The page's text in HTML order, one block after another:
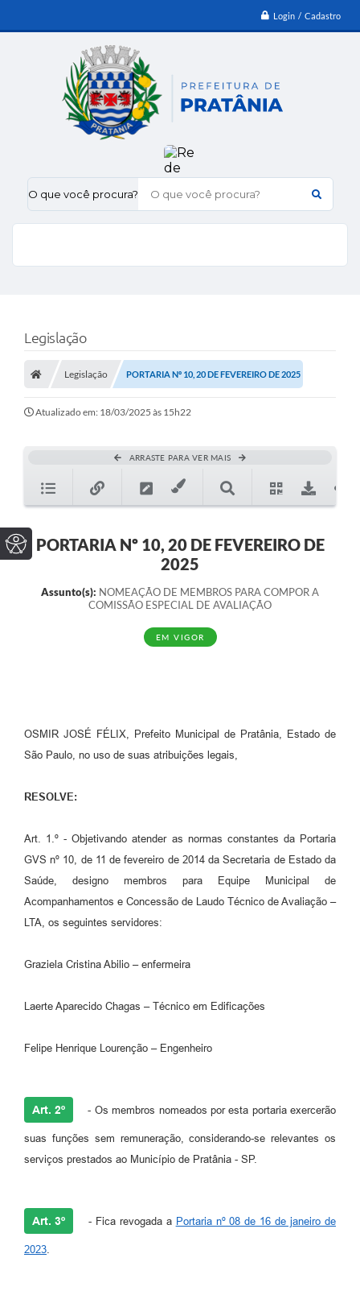
Login / Cadastro
O que você procura?
Legislação
Legislação PORTARIA Nº 10, 20 DE FEVEREIRO DE 2025
Atualizado em: 18/03/2025 às 15h22
ARRASTE PARA VER MAIS
PORTARIA Nº 10, 20 DE FEVEREIRO DE
2025
Assunto(s): NOMEAÇÃO DE MEMBROS PARA COMPOR A
COMISSÃO ESPECIAL DE AVALIAÇÃO
EM VIGOR
OSMIR JOSÉ FÉLIX, Prefeito Municipal de Pratânia, Estado de
São Paulo, no uso de suas atribuições legais,
RESOLVE:
Art. 1.º - Objetivando atender as normas constantes da Portaria
GVS nº 10, de 11 de fevereiro de 2014 da Secretaria de Estado da
Saúde, designo membros para Equipe Municipal de
Acompanhamentos e Concessão de Laudo Técnico de Avaliação –
LTA, os seguintes servidores:
Graziela Cristina Abilio – enfermeira
Laerte Aparecido Chagas – Técnico em Edificações
Felipe Henrique Lourenção – Engenheiro
Art. 2º - Os membros nomeados por esta portaria exercerão
suas funções sem remuneração, considerando-se relevantes os
serviços prestados ao Município de Pratânia - SP.
Art. 3º - Fica revogada a Portaria nº 08 de 16 de janeiro de
2023.